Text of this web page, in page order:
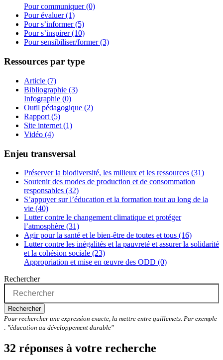
Pour communiquer (0)
Pour évaluer (1)
Pour s’informer (5)
Pour s’inspirer (10)
Pour sensibiliser/former (3)
Ressources par type
Article (7)
Bibliographie (3)
Infographie (0)
Outil pédagogique (2)
Rapport (5)
Site internet (1)
Vidéo (4)
Enjeu transversal
Préserver la biodiversité, les milieux et les ressources (31)
Soutenir des modes de production et de consommation
responsables (32)
S’appuyer sur l’éducation et la formation tout au long de la
vie (40)
Lutter contre le changement climatique et protéger
l’atmosphère (31)
Agir pour la santé et le bien-être de toutes et tous (16)
Lutter contre les inégalités et la pauvreté et assurer la solidarité
et la cohésion sociale (23)
Appropriation et mise en œuvre des ODD (0)
Rechercher
Rechercher
Pour rechercher une expression exacte, la mettre entre guillemets. Par exemple
: "éducation au développement durable"
32 réponses à votre recherche